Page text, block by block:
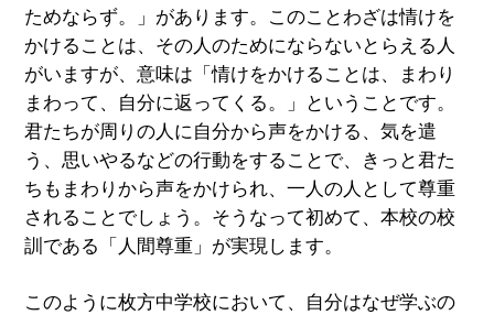
ためならず。」があります。このことわざは情けを
かけることは、その人のためにならないとらえる人
がいますが、意味は「情けをかけることは、まわり
まわって、自分に返ってくる。」ということです。
君たちが周りの人に自分から声をかける、気を遣
う、思いやるなどの行動をすることで、きっと君た
ちもまわりから声をかけられ、一人の人として尊重
されることでしょう。そうなって初めて、本校の校
訓である「人間尊重」が実現します。
このように枚方中学校において、自分はなぜ学ぶの